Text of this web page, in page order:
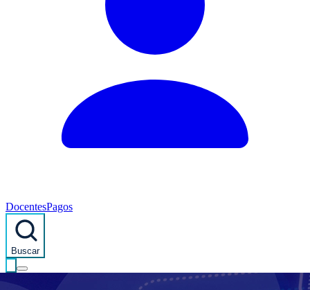
DocentesPagos
Buscar